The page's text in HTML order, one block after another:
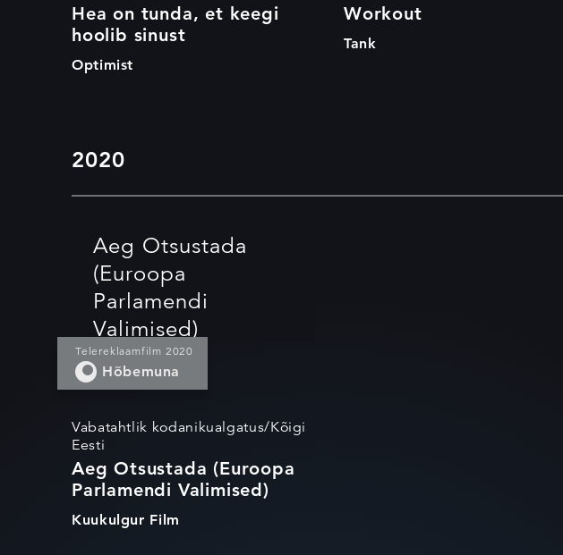
Hea on tunda, et keegi
hoolib sinust
Optimist
Workout
Tank
2020
Aeg Otsustada
(Euroopa
Parlamendi
Valimised)
Telereklaamfilm 2020
Hõbemuna
Vabatahtlik kodanikualgatus/Kõigi
Eesti
Aeg Otsustada (Euroopa
Parlamendi Valimised)
Kuukulgur Film